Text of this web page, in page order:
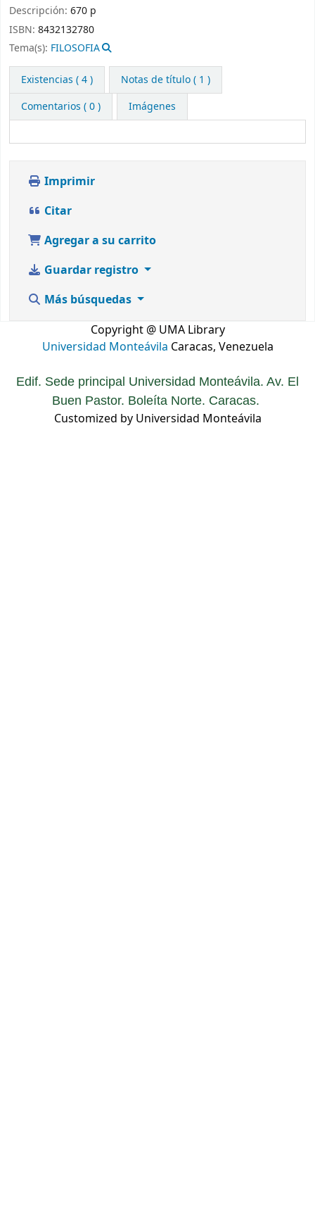
Descripción: 670 p
ISBN: 8432132780
Tema(s): FILOSOFIA
Existencias ( 4 )
Notas de título ( 1 )
Comentarios ( 0 )
Imágenes
Imprimir
Citar
Agregar a su carrito
Guardar registro
Más búsquedas
Copyright @ UMA Library
Universidad Monteávila Caracas, Venezuela
Edif. Sede principal Universidad Monteávila. Av. El
Buen Pastor. Boleíta Norte. Caracas.
Customized by Universidad Monteávila